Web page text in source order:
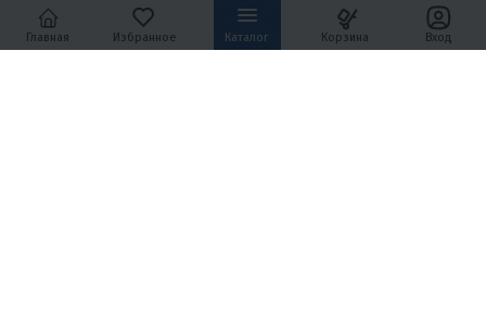
Главная Вход
Избранное Каталог Корзина